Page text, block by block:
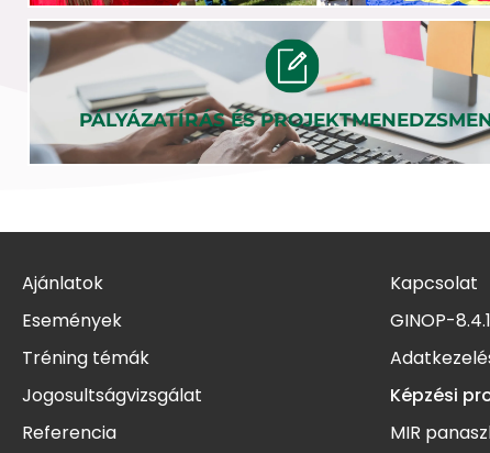
PÁLYÁZATÍRÁS ÉS
Ajánlatok
Események
Tréning témák
Jogosultságvizsgálat
Referencia
Kapcsolat
GINOP-
Képzési
MIR